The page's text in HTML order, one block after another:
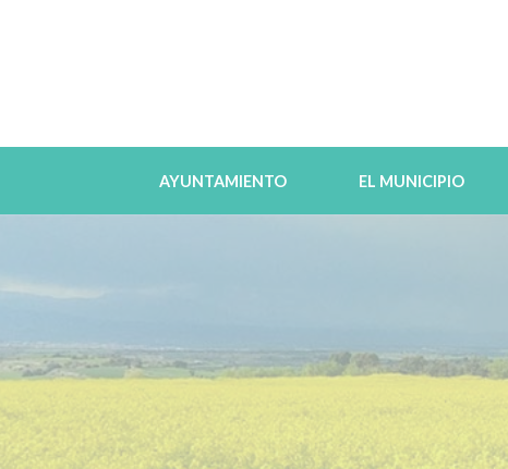
AYUNTAMIENTO EL MUNICIPIO